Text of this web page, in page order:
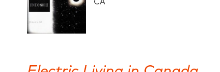
CA